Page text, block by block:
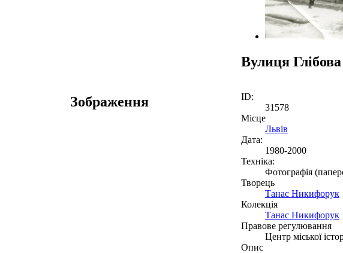
Вулиця Глібова
Зображення
ID:
31578
Місце
Львів
Дата:
1980-2000
Техніка:
Фотографія
Творець
Танас Никифорук
Колекція
Танас Никифорук
Правове регулювання
Центр міської
Опис